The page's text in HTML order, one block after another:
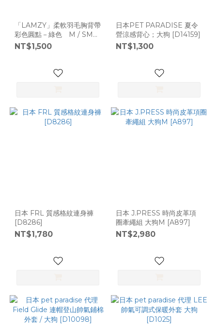
「LAMZY」柔軟羽毛胸背帶
彩色圓點－綠色 M / SM
[A4926]
NT$1,500
日本PET PARADISE 夏令
營涼感背心；大狗 [D14159]
NT$1,300
日本 FRL 質感格紋連身褲
[D8286]
NT$1,780
日本 J.PRESS 時尚皮革項
圈牽繩組 大狗M [A897]
NT$2,980